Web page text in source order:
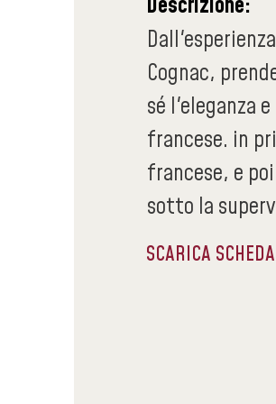
Cognac,
sé l'eleganza
francese. in
francese, e
sotto la
SCARICA